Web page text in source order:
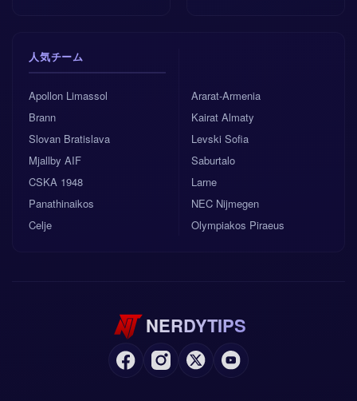
人気チーム
Apollon Limassol
Brann
Slovan Bratislava
Mjallby AIF
CSKA 1948
Panathinaikos
Celje
Ararat-Armenia
Kairat Almaty
Levski Sofia
Saburtalo
Larne
NEC Nijmegen
Olympiakos Piraeus
NERDYTIPS